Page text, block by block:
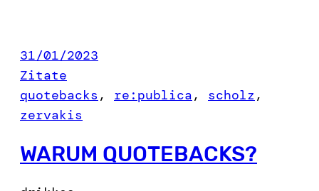
31/01/2023
Zitate
quotebacks , re:publica, scholz
zervakis
WARUM QUOTEBACKS?